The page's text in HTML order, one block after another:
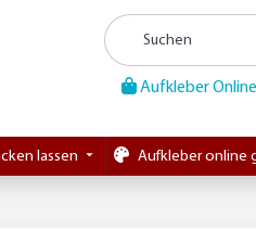
Aufkleber
lassen Aufkleber online